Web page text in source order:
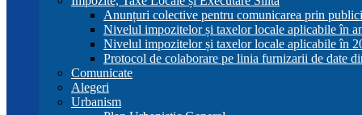
Anunțuri colective pentru comunicarea prin
Nivelul impozitelor și taxelor locale aplicabile în
Nivelul impozitelor și taxelor locale aplicabile în
Protocol de colaborare pe linia furnizarii de date
Comunicate
Alegeri
Urbanism